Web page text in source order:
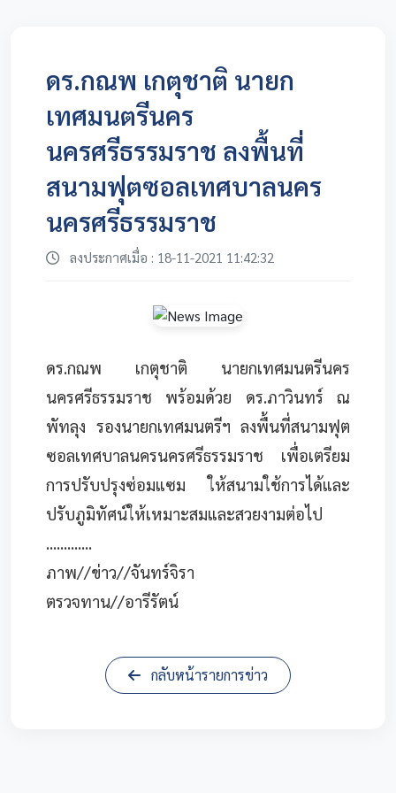
ดร.กณพ เกตุชาติ นายก
เทศมนตรีนคร
นครศรีธรรมราช ลงพื้นที่
สนามฟุตซอลเทศบาลนคร
นครศรีธรรมราช
ลงประกาศเมื่อ : 18-11-2021 11:42:32
ดร.กณพ เกตุชาติ นายกเทศมนตรีนคร
นครศรีธรรมราช พร้อมด้วย ดร.ภาวินทร์ ณ
พัทลุง รองนายกเทศมนตรีฯ ลงพื้นที่สนามฟุต
ซอลเทศบาลนครนครศรีธรรมราช เพื่อเตรียม
การปรับปรุงซ่อมแซม ให้สนามใช้การได้และ
ปรับภูมิทัศน์ให้เหมาะสมและสวยงามต่อไป
.............
ภาพ//ข่าว//จันทร์จิรา
ตรวจทาน//อารีรัตน์
กลับหน้ารายการข่าว